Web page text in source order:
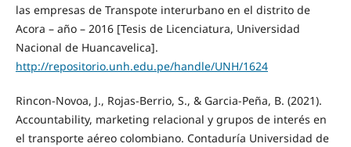
las empresas de Transpote interurbano en el distrito de
Acora – año – 2016 [Tesis de Licenciatura, Universidad
Nacional de Huancavelica].
http://repositorio.unh.edu.pe/handle/UNH/1624
Rincon-Novoa, J., Rojas-Berrio, S., & Garcia-Peña, B. (2021).
Accountability, marketing relacional y grupos de interés en
el transporte aéreo colombiano. Contaduría Universidad de